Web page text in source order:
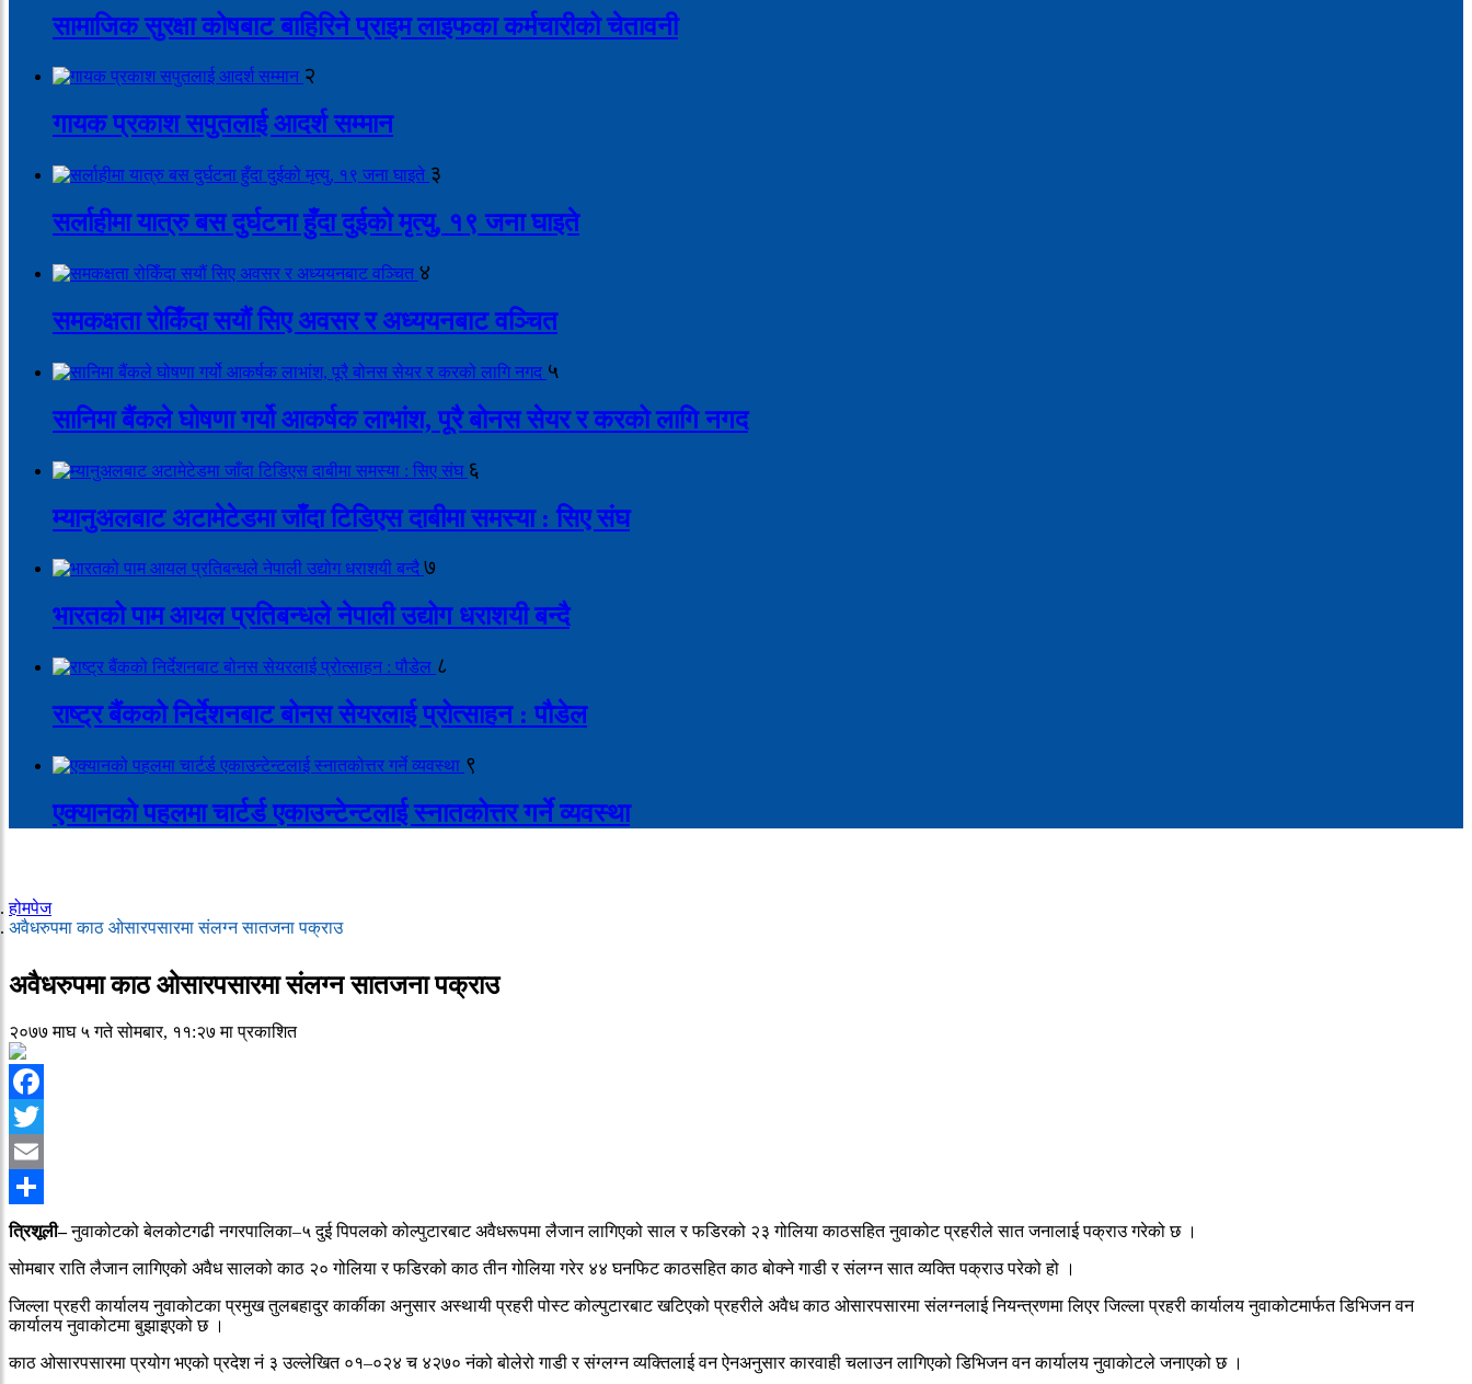
सामाजिक सुरक्षा कोषबाट बाहिरिने प्राइम लाइफका कर्मचारीको चेतावनी
२
गायक प्रकाश सपुतलाई आदर्श सम्मान
३
सर्लाहीमा यात्रु बस दुर्घटना हुँदा दुईको मृत्यु, १९ जना घाइते
४
समकक्षता रोकिँदा सयौं सिए अवसर र अध्ययनबाट वञ्चित
५
सानिमा बैंकले घोषणा गर्यो आकर्षक लाभांश, पूरै बोनस सेयर र करको लागि नगद
६
म्यानुअलबाट अटामेटेडमा जाँदा टिडिएस दाबीमा समस्या : सिए संघ
७
भारतको पाम आयल प्रतिबन्धले नेपाली उद्योग धराशयी बन्दै
८
राष्ट्र बैंकको निर्देशनबाट बोनस सेयरलाई प्रोत्साहन : पौडेल
९
एक्यानको पहलमा चार्टर्ड एकाउन्टेन्टलाई स्नातकोत्तर गर्ने व्यवस्था
होमपेज
अवैधरुपमा काठ ओसारपसारमा संलग्न सातजना पक्राउ
अवैधरुपमा काठ ओसारपसारमा संलग्न सातजना पक्राउ
२०७७ माघ ५ गते सोमबार, ११:२७ मा प्रकाशित
Facebook
Twitter
Email
Share
त्रिशूली–नुवाकोटको बेलकोटगढी नगरपालिका–५ दुई पिपलको कोल्पुटारबाट अवैधरूपमा लैजान लागिएको साल र फडिरको २३ गोलिया काठसहित नुवाकोट प्रहरीले सात जनालाई पक्राउ गरेको छ ।
सोमबार राति लैजान लागिएको अवैध सालको काठ २० गोलिया र फडिरको काठ तीन गोलिया गरेर ४४ घनफिट काठसहित काठ बोक्ने गाडी र संलग्न सात व्यक्ति पक्राउ परेको हो ।
जिल्ला प्रहरी कार्यालय नुवाकोटका प्रमुख तुलबहादुर कार्कीका अनुसार अस्थायी प्रहरी पोस्ट कोल्पुटारबाट खटिएको प्रहरीले अवैध काठ ओसारपसारमा संलग्नलाई नियन्त्रणमा लिएर जिल्ला प्रहरी कार्यालय नुवाकोटमार्फत डिभिजन वन
कार्यालय नुवाकोटमा बुझाइएको छ ।
काठ ओसारपसारमा प्रयोग भएको प्रदेश नं ३ उल्लेखित ०१–०२४ च ४२७० नंको बोलेरो गाडी र संग्लग्न व्यक्तिलाई वन ऐनअनुसार कारवाही चलाउन लागिएको डिभिजन वन कार्यालय नुवाकोटले जनाएको छ ।